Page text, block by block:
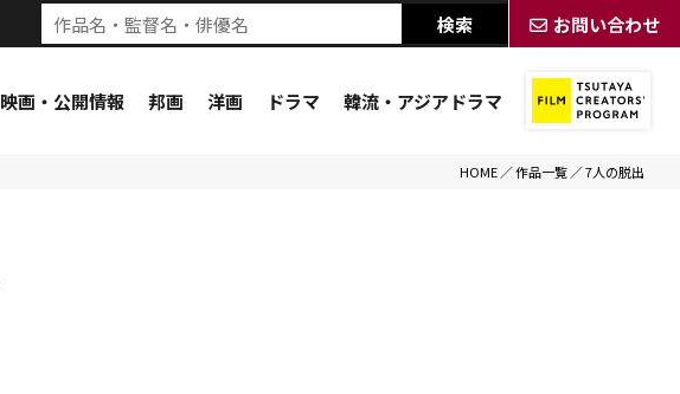
お問い合わせ
映画・公開情報 邦画 洋画 ドラマ 韓流・アジアドラマ
HOME ／作品一覧 ／7人の脱出